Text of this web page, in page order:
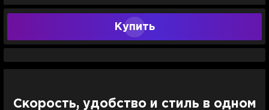
Купить
Скорость, удобство и стиль в одном